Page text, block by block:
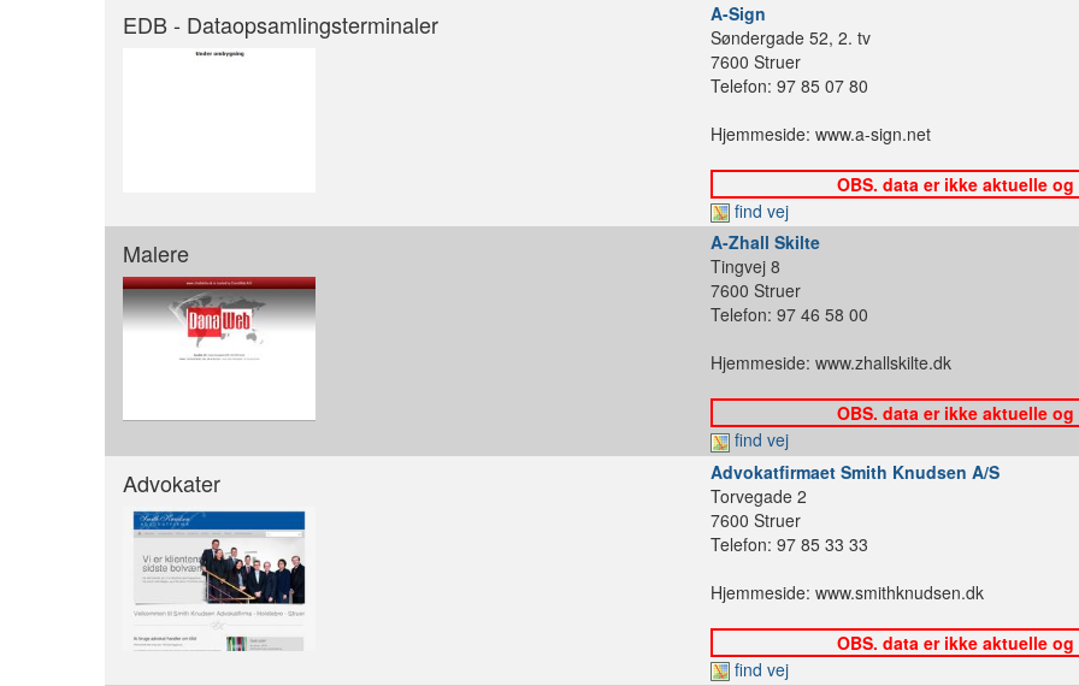
EDB - Dataopsamlingsterminaler
A-Sign
Søndergade 52, 2. tv
7600 Struer
Telefon: 97 85 07 80
Hjemmeside: www.a-sign.net
OBS. data er ikke aktuelle
find vej
Malere
A-Zhall Skilte
Tingvej 8
7600 Struer
Telefon: 97 46 58 00
Hjemmeside: www.zhallskilte.dk
OBS. data er ikke aktuelle
find vej
Advokater
Advokatfirmaet Smith Knudsen A/S
Torvegade 2
7600 Struer
Telefon: 97 85 33 33
Hjemmeside: www.smithknudsen.dk
OBS. data er ikke aktuelle
find vej